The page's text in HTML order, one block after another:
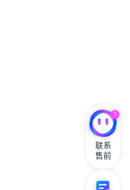
1
联系
售前